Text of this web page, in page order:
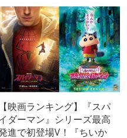
【映画ランキング】『スパ
ダーマン』シリーズ最高
進で初登場V！『ちいか